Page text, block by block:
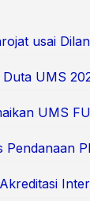
usai
UMS
UMS
Pendanaan